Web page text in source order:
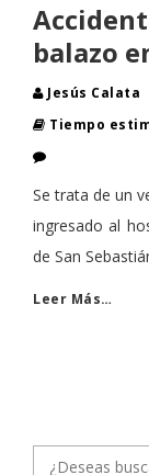
balazo
Jesús Calata
Tiempo
Se trata de un
ingresado al
de San
Leer Más…